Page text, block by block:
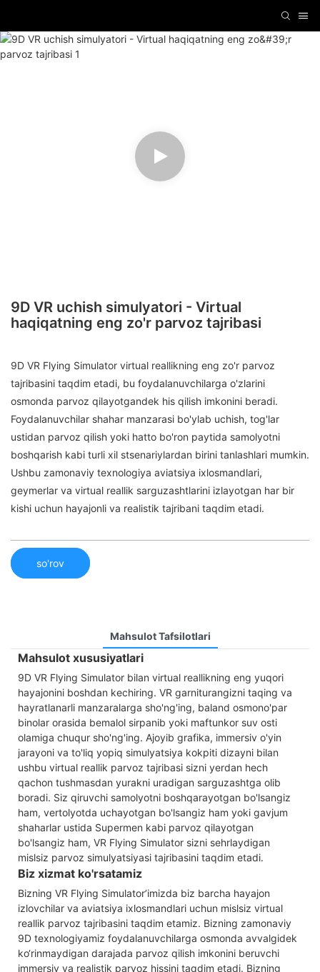
9D VR uchish simulyatori - Virtual
haqiqatning eng zo'r parvoz tajribasi
9D VR Flying Simulator virtual reallikning eng zo'r parvoz
tajribasini taqdim etadi, bu foydalanuvchilarga o'zlarini
osmonda parvoz qilayotgandek his qilish imkonini beradi.
Foydalanuvchilar shahar manzarasi bo'ylab uchish, tog'lar
ustidan parvoz qilish yoki hatto bo'ron paytida samolyotni
boshqarish kabi turli xil stsenariylardan birini tanlashlari mumkin.
Ushbu zamonaviy texnologiya aviatsiya ixlosmandlari,
geymerlar va virtual reallik sarguzashtlarini izlayotgan har bir
kishi uchun hayajonli va realistik tajribani taqdim etadi.
so'rov
Mahsulot Tafsilotlari
Mahsulot xususiyatlari
9D VR Flying Simulator bilan virtual reallikning eng yuqori
hayajonini boshdan kechiring. VR garniturangizni taqing va
hayratlanarli manzaralarga sho'ng'ing, baland osmono'par
binolar orasida bemalol sirpanib yoki maftunkor suv osti
olamiga chuqur sho'ng'ing. Ajoyib grafika, immersiv o'yin
jarayoni va to'liq yopiq simulyatsiya kokpiti dizayni bilan
ushbu virtual reallik parvoz tajribasi sizni yerdan hech
qachon tushmasdan yurakni uradigan sarguzashtga olib
boradi. Siz qiruvchi samolyotni boshqarayotgan bo'lsangiz
ham, vertolyotda uchayotgan bo'lsangiz ham yoki gavjum
shaharlar ustida Supermen kabi parvoz qilayotgan
bo'lsangiz ham, VR Flying Simulator sizni sehrlaydigan
mislsiz parvoz simulyatsiyasi tajribasini taqdim etadi.
Biz xizmat ko'rsatamiz
Bizning VR Flying Simulator’imizda biz barcha hayajon
izlovchilar va aviatsiya ixlosmandlari uchun mislsiz virtual
reallik parvoz tajribasini taqdim etamiz. Bizning zamonaviy
9D texnologiyamiz foydalanuvchilarga osmonda avvalgidek
ko‘rinmaydigan darajada parvoz qilish imkonini beruvchi
immersiv va realistik parvoz hissini taqdim etadi. Bizning